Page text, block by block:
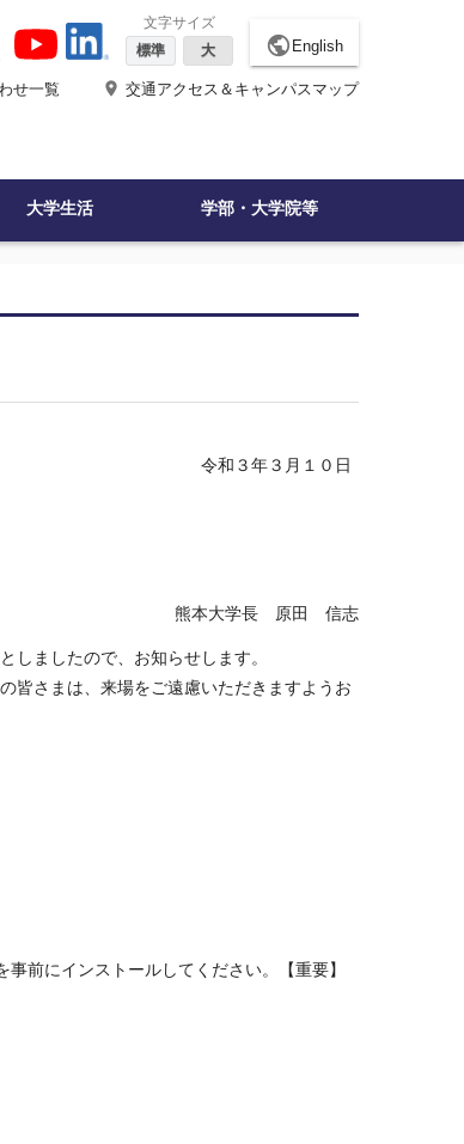
文字サイズ
標準
大 public English
せ一覧 place 交通アクセス＆キャンパスマップ
大学生活 学部・大学院等
年３ 月１０ 日
熊本大学長 原田 信志
ましたので、お知らせします。
皆さまは、来場をご遠慮いただきますようお
事前にインストールしてください。【重要】